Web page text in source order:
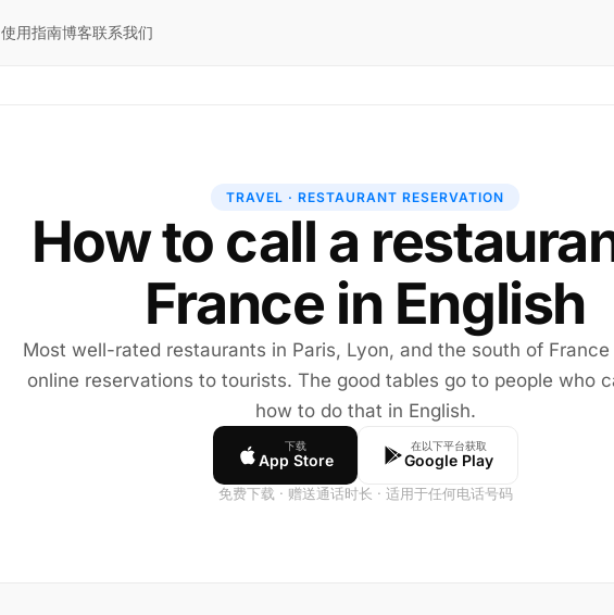
使用指南博客联系我们
TRAVEL · RESTAURANT RESERVATION
How to call a
France in English
Most well-rated restaurants in Paris, Lyon, and the south of
online reservations to tourists. The good tables go to people who
how to do that in English.
下载
App Store
在以下平台获取
Google Play
免费下载 · 赠送通话时长 · 适用于任何电话号码